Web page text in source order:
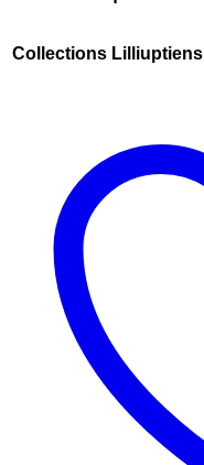
Collections Lilliuptiens